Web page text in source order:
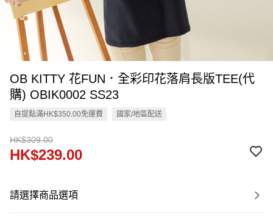
OB KITTY 花FUN．全彩印花落肩長版TEE(代
購) OBIK0002 SS23
自提點滿HK$350.00免運費 國家/地區配送
HK$309.00
HK$239.00
請選擇商品選項